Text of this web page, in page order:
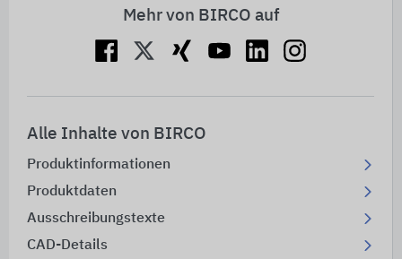
Mehr von BIRCO auf
Alle Inhalte von BIRCO
Produktinformationen
Produktdaten
Ausschreibungstexte
CAD-Details